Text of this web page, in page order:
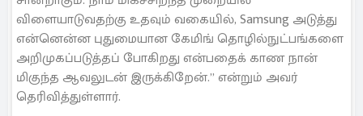
விளையாடுவதற்கு உதவும் வகையில், Samsung அடுத்து
என்னென்ன புதுமையான கேமிங் தொழில்நுட்பங்களை
அறிமுகப்படுத்தப் போகிறது என்பதைக் காண நான்
மிகுந்த ஆவலுடன் இருக்கிறேன்.” என்றும் அவர்
தெரிவித்துள்ளார்.